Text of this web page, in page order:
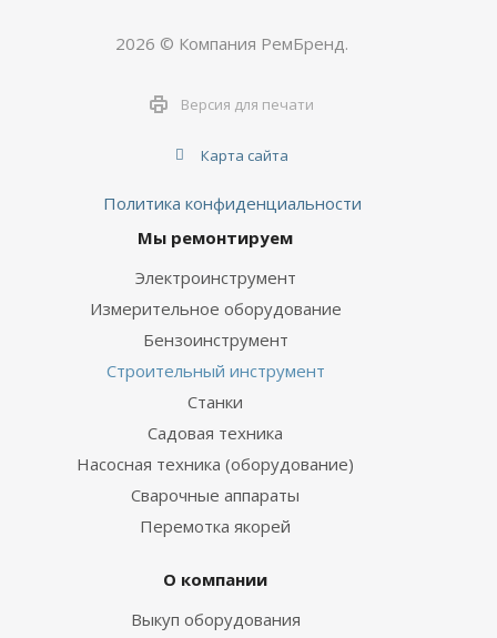
2026 © Компания РемБренд.
Версия для печати
Карта сайта
Политика конфиденциальности
Мы ремонтируем
Электроинструмент
Измерительное оборудование
Бензоинструмент
Строительный инструмент
Станки
Садовая техника
Насосная техника (оборудование)
Сварочные аппараты
Перемотка якорей
О компании
Выкуп оборудования